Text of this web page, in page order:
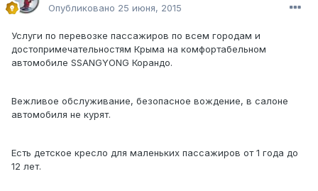
Опубликовано 25 июня, 2015
Услуги по перевозке пассажиров по всем городам и
достопримечательностям Крыма на комфортабельном
автомобиле SSANGYONG Корандо.
Вежливое обслуживание, безопасное вождение, в салоне
автомобиля не курят.
Есть детское кресло для маленьких пассажиров от 1 года до
12 лет.